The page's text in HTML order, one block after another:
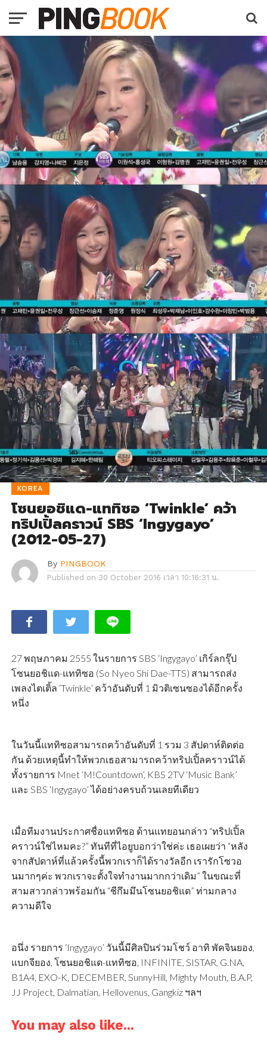
KOREA
โซนยอชิแด-แททิซอ ‘Twinkle’ คว้า
ทริปเปิ้ลคราวน์ SBS ‘Ingygayo’
(2012-05-27)
By PINGBOOK
Published on 30 October 2016 เวลา 10:16:31 น.
27 พฤษภาคม 2555 ในรายการ SBS ‘Ingygayo’ เกิร์ลกรุ๊ป
โซนยอชิแด-แททิซอ (So Nyeo Shi Dae-TTS) สามารถส่ง
เพลงไตเติ้ล ‘Twinkle’ คว้าอันดับที่ 1 มิวติเซนซองได้อีกครั้ง
หนึ่ง
ในวันนี้แททิซอสามารถคว้าอันดับที่ 1 รวม 3 สัปดาห์ติดต่อ
กัน ด้วยเหตุนี้ทำให้พวกเธอสามารถคว้าทริปเปิ้ลคราวน์ได้
ทั้งรายการ Mnet ‘M!Countdown’, KBS 2TV ‘Music Bank’
และ SBS ‘Ingygayo’ ได้อย่างครบถ้วนเลยทีเดียว
เมื่อทีมงานประกาศชื่อแททิซอ ด้านแทยอนกล่าว “ทริปเปิ้ล
คราวน์ใช่ไหมคะ?” ทันทีที่ไอยูบอกว่าใช่ค่ะ เธอเผยว่า “หลัง
จากสัปดาห์ที่แล้วครั้งนี้พวกเราก็ได้รางวัลอีก เรารักโซวอ
นมากๆค่ะ พวกเราจะตั้งใจทำงานมากกว่าเดิม” ในขณะที่
สามสาวกล่าวพร้อมกัน “ชีกึมมึนโซนยอชิแด” ท่ามกลาง
ความดีใจ
อนึ่ง รายการ ‘Ingygayo’ วันนี้มีศิลปินร่วมโชว์ อาทิ พัคจินยอง,
แบกจียอง, โซนยอชิแด-แททิซอ, INFINITE, SISTAR, G.NA,
B1A4, EXO-K, DECEMBER, SunnyHill, Mighty Mouth, B.A.P,
JJ Project, Dalmatian, Hellovenus, Gangkiz ฯลฯ
You may also like...